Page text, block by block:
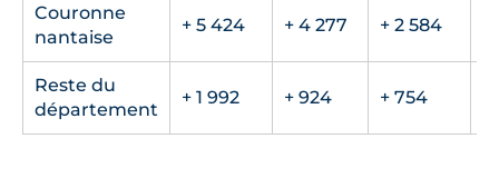
Couronne
nantaise
+ 5 424 + 4 277 + 2 584
Reste du
département
+ 1 992 + 924 + 754